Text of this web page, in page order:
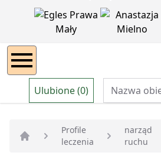
Ulubione (0)
Strona główna
Profile
leczenia
narząd
ruchu